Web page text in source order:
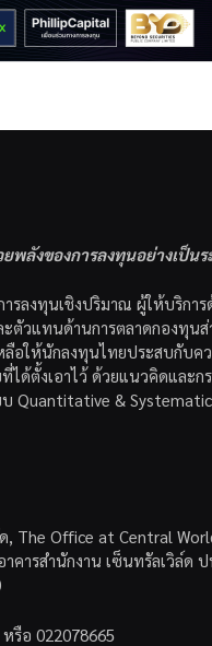
ยพลังของการลงทุนอย่างเป็น
รลงทุนเชิงปริมาณ ผู้ให้บริการ
ตัวแทนด้านการตลาดกองทุน
อให้นักลงทุนไทยประสบกับคว
ได้ตั้งเอาไว้ ด้วยแนวคิดและก
Quantitative &
, The Office at Central
คารสำนักงาน เซ็นทรัลเวิล์ด
รือ 022078665